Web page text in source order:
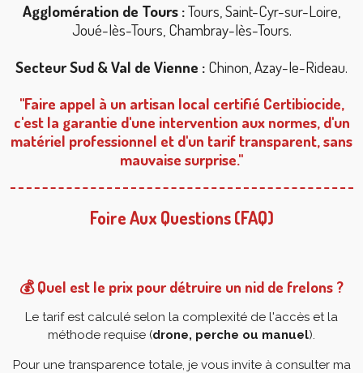
Agglomération de Tours :Tours, Saint-Cyr-sur-Loire,
Joué-lès-Tours, Chambray-lès-Tours.
Secteur Sud & Val de Vienne : Chinon, Azay-le-Rideau.
"Faire appel à un artisan local certifié Certibiocide,
c'est la garantie d'une intervention aux normes, d'un
matériel professionnel et d'un tarif transparent, sans
mauvaise surprise."
Foire Aux Questions (FAQ)
💰 Quel est le prix pour détruire un nid de frelons ?
Le tarif est calculé selon la complexité de l'accès et la
méthode requise (drone, perche ou manuel).
Pour une transparence totale, je vous invite à consulter ma